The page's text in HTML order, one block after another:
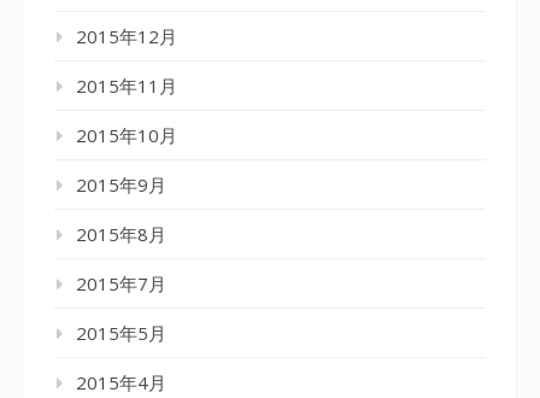
2015年12月
2015年11月
2015年10月
2015年9月
2015年8月
2015年7月
2015年5月
2015年4月